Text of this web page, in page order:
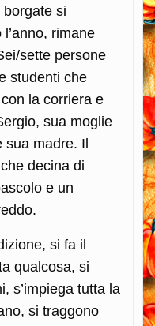
borgate si
rimane
sette persone
studenti che
la corriera e
sua moglie
sua madre. Il
decina di
e un
si fa il
qualcosa, si
s’impiega tutta la
si traggono